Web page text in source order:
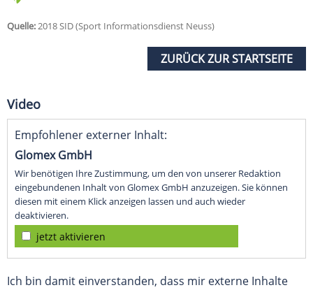
Quelle:2018 SID (Sport Informationsdienst Neuss)
ZURÜCK ZUR STARTSEITE
Video
Empfohlener externer Inhalt:
Glomex GmbH
Wir benötigen Ihre Zustimmung, um den von unserer Redaktion
eingebundenen Inhalt von Glomex GmbH anzuzeigen. Sie können
diesen mit einem Klick anzeigen lassen und auch wieder
deaktivieren.
jetzt aktivieren
Ich bin damit einverstanden, dass mir externe Inhalte